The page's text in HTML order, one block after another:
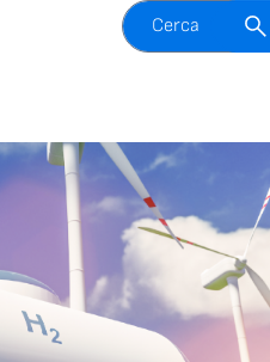
Attiva il campo di